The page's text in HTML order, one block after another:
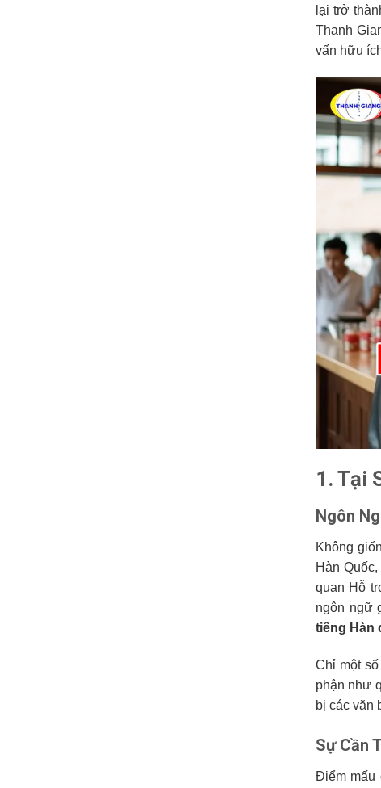
lại trở
Thanh
vấn hữu
1. Tại
Ngôn
Không
Hàn Quốc,
quan Hỗ
ngôn ngữ
tiếng Hàn
Chỉ một
phận như
bị các văn
Sự Cần
Điểm mấu